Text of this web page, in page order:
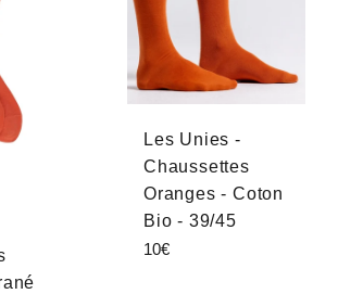
Les Unies -
Chaussettes
Oranges - Coton
Bio - 39/45
Prix
10€